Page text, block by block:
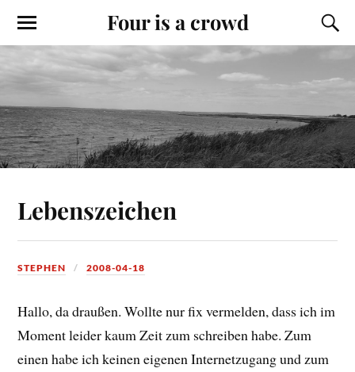
Four is a crowd
Lebenszeichen
STEPHEN 2008-04-18
Hallo, da draußen. Wollte nur fix vermelden, dass ich im
Moment leider kaum Zeit zum schreiben habe. Zum
einen habe ich keinen eigenen Internetzugang und zum